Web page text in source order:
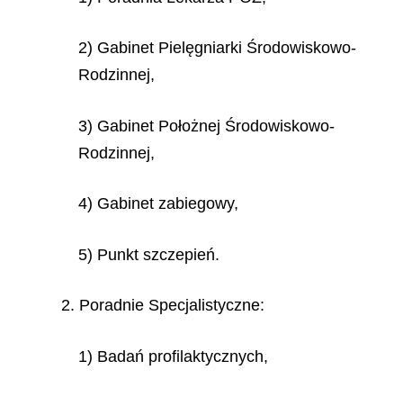
2) Gabinet Pielęgniarki Środowiskowo-
Rodzinnej,
3) Gabinet Położnej Środowiskowo-
Rodzinnej,
4) Gabinet zabiegowy,
5) Punkt szczepień.
2. Poradnie Specjalistyczne:
1) Badań profilaktycznych,